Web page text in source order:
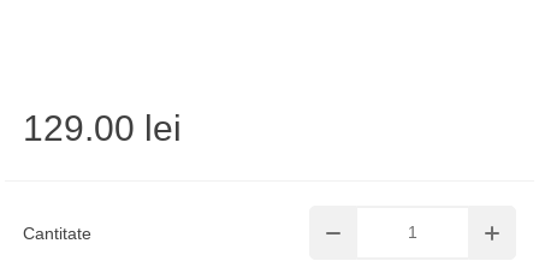
Cantitate
129.00 lei